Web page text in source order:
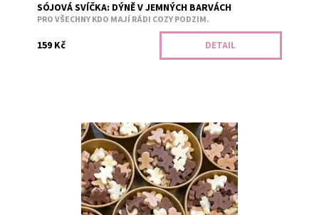
SÓJOVÁ SVÍČKA: DÝNĚ V JEMNÝCH BARVÁCH
PRO VŠECHNY KDO MAJÍ RÁDI COZY PODZIM.
159 Kč DETAIL
Pan Perníček přijde k vám domů i s celou rodinou. Bílá -
vanilka. Tmavě hnědá - čokoládový perník. Světle hnědá -
tradiční perník....
Dostupnost:
Skladem 7
3150